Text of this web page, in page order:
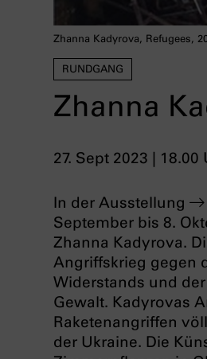
RUNDGANG
Zhanna
27. Sept 2023 | 18.00
Zhanna Kadyrova, Refugees,
In der Ausstellung
September bis 8.
Zhanna Kadyrova.
Angriffskrieg gegen
Widerstands und
Gewalt. Kadyrovas
Raketenangriffen
der Ukraine. Die